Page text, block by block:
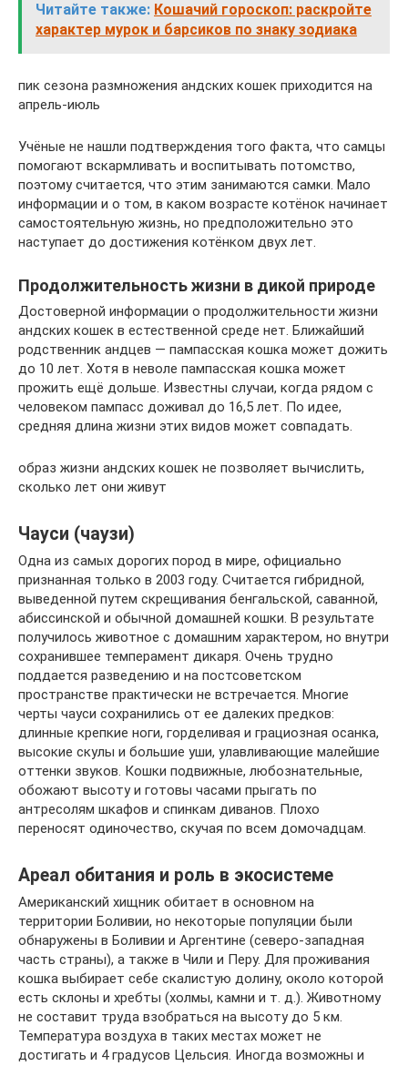
Читайте также: Кошачий гороскоп: раскройте
характер мурок и барсиков по знаку зодиака
пик сезона размножения андских кошек приходится на
апрель-июль
Учёные не нашли подтверждения того факта, что самцы
помогают вскармливать и воспитывать потомство,
поэтому считается, что этим занимаются самки. Мало
информации и о том, в каком возрасте котёнок начинает
самостоятельную жизнь, но предположительно это
наступает до достижения котёнком двух лет.
Продолжительность жизни в дикой природе
Достоверной информации о продолжительности жизни
андских кошек в естественной среде нет. Ближайший
родственник андцев — пампасская кошка может дожить
до 10 лет. Хотя в неволе пампасская кошка может
прожить ещё дольше. Известны случаи, когда рядом с
человеком пампасс доживал до 16,5 лет. По идее,
средняя длина жизни этих видов может совпадать.
образ жизни андских кошек не позволяет вычислить,
сколько лет они живут
Чауси (чаузи)
Одна из самых дорогих пород в мире, официально
признанная только в 2003 году. Считается гибридной,
выведенной путем скрещивания бенгальской, саванной,
абиссинской и обычной домашней кошки. В результате
получилось животное с домашним характером, но внутри
сохранившее темперамент дикаря. Очень трудно
поддается разведению и на постсоветском
пространстве практически не встречается. Многие
черты чауси сохранились от ее далеких предков:
длинные крепкие ноги, горделивая и грациозная осанка,
высокие скулы и большие уши, улавливающие малейшие
оттенки звуков. Кошки подвижные, любознательные,
обожают высоту и готовы часами прыгать по
антресолям шкафов и спинкам диванов. Плохо
переносят одиночество, скучая по всем домочадцам.
Ареал обитания и роль в экосистеме
Американский хищник обитает в основном на
территории Боливии, но некоторые популяции были
обнаружены в Боливии и Аргентине (северо-западная
часть страны), а также в Чили и Перу. Для проживания
кошка выбирает себе скалистую долину, около которой
есть склоны и хребты (холмы, камни и т. д.). Животному
не составит труда взобраться на высоту до 5 км.
Температура воздуха в таких местах может не
достигать и 4 градусов Цельсия. Иногда возможны и